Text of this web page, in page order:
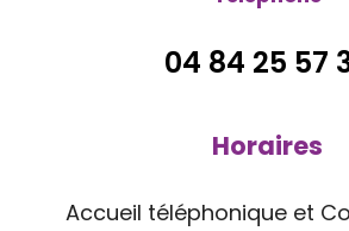
04 84 25 57
Horaires
Accueil téléphonique et